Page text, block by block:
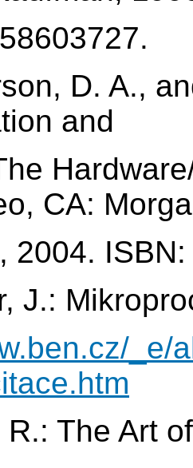
D. A.,
and
CA:
2004.
J.:
_e/
The Art